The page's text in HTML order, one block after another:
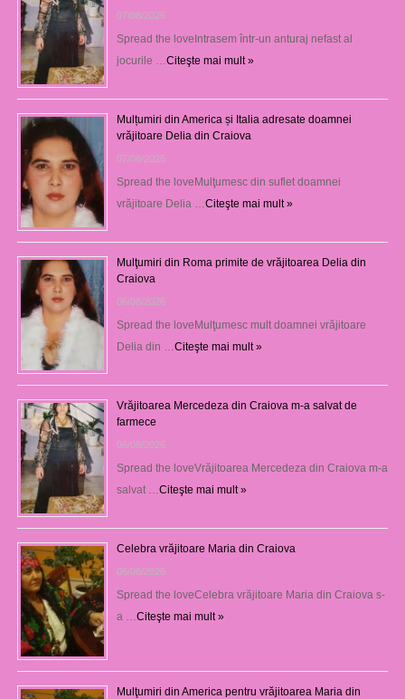
07/08/2026
Spread the loveIntrasem într-un anturaj nefast al
jocurile … Citeşte mai mult »
Mulțumiri din America și Italia adresate doamnei
vrăjitoare Delia din Craiova
07/08/2026
Spread the loveMulţumesc din suflet doamnei
vrăjitoare Delia … Citeşte mai mult »
Mulţumiri din Roma primite de vrăjitoarea Delia din
Craiova
06/08/2026
Spread the loveMulţumesc mult doamnei vrăjitoare
Delia din … Citeşte mai mult »
Vrăjitoarea Mercedeza din Craiova m-a salvat de
farmece
06/08/2026
Spread the loveVrăjitoarea Mercedeza din Craiova m-a
salvat … Citeşte mai mult »
Celebra vrăjitoare Maria din Craiova
06/08/2026
Spread the loveCelebra vrăjitoare Maria din Craiova s-
a … Citeşte mai mult »
Mulţumiri din America pentru vrăjitoarea Maria din